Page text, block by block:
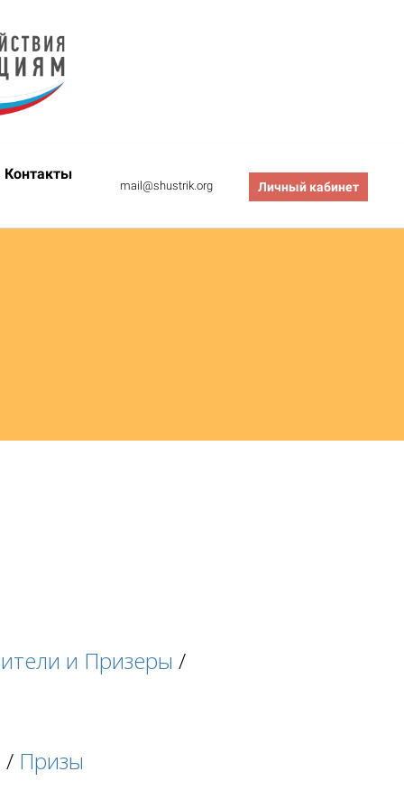
Контакты
mail@shustrik.org Личный кабинет
и Призеры /
/ Призы